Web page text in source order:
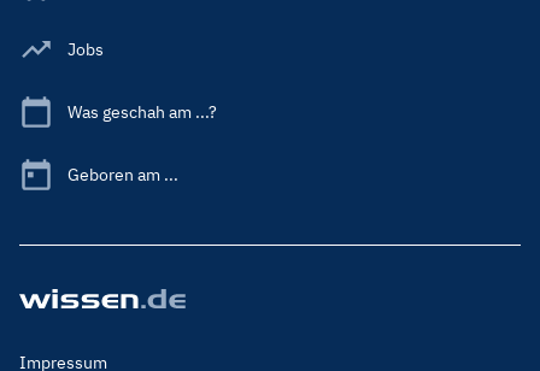
Jobs
Was geschah am ...?
Geboren am ...
Footer
Impressum